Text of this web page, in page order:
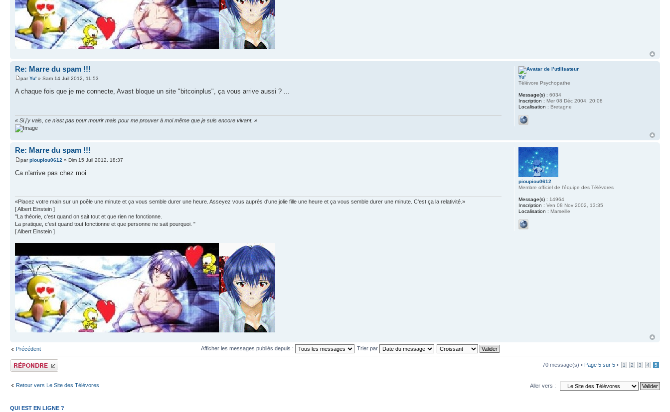
Re: Marre du spam !!!
parYu' » Sam 14 Juil 2012, 11:53
A chaque fois que je me connecte, Avast bloque un site "bitcoinplus", ça vous arrive aussi ? ...
« Si j'y vais, ce n'est pas pour mourir mais pour me prouver à moi même que je suis encore vivant. »
Yu'
Télévore Psychopathe
Message(s) : 6034
Inscription : Mer 08 Déc 2004, 20:08
Localisation : Bretagne
Re: Marre du spam !!!
parpioupiou0612 » Dim 15 Juil 2012, 18:37
Ca n'arrive pas chez moi
«Placez votre main sur un poêle une minute et ça vous semble durer une heure. Asseyez vous auprès d'une jolie fille une heure et ça vous semble durer une minute. C'est ça la relativité.»
[ Albert Einstein ]
"La théorie, c'est quand on sait tout et que rien ne fonctionne.
La pratique, c'est quand tout fonctionne et que personne ne sait pourquoi. "
[ Albert Einstein ]
pioupiou0612
Membre officiel de l'équipe des Télévores
Message(s) : 14964
Inscription : Ven 08 Nov 2002, 13:35
Localisation : Marseille
Précédent Afficher les messages publiés depuis : Trier par
Publier une
réponse
70 message(s) • Page 5 sur 5 • 1 2 3 4 5
Retour vers Le Site des Télévores Aller vers :
QUI EST EN LIGNE ?